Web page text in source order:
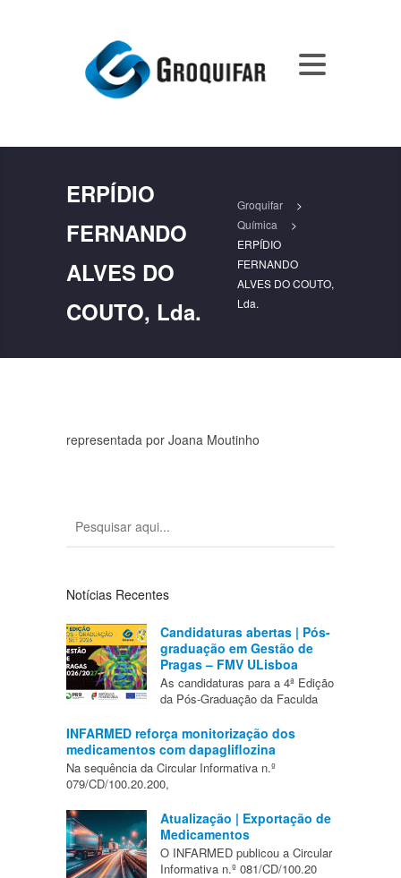
ERPÍDIO
FERNANDO
ALVES DO
COUTO, Lda.
Groquifar
>
Química
>
ERPÍDIO
FERNANDO
ALVES DO COUTO,
Lda.
representada por Joana Moutinho
Notícias Recentes
Candidaturas abertas | Pós-
graduação em Gestão de
Pragas – FMV ULisboa
As candidaturas para a 4ª Edição
da Pós-Graduação da Faculda
INFARMED reforça monitorização dos
medicamentos com dapagliflozina
Na sequência da Circular Informativa n.º
079/CD/100.20.200,
Atualização | Exportação de
Medicamentos
O INFARMED publicou a Circular
Informativa n.º 081/CD/100.20